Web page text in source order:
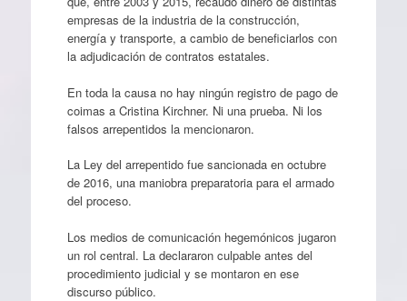
empresas de la industria de la construcción,
energía y transporte, a cambio de beneficiarlos con
la adjudicación de contratos estatales.
En toda la causa no hay ningún registro de pago de
coimas a Cristina Kirchner. Ni una prueba. Ni los
falsos arrepentidos la mencionaron.
La Ley del arrepentido fue sancionada en octubre
de 2016, una maniobra preparatoria para el armado
del proceso.
Los medios de comunicación hegemónicos jugaron
un rol central. La declararon culpable antes del
procedimiento judicial y se montaron en ese
discurso público.